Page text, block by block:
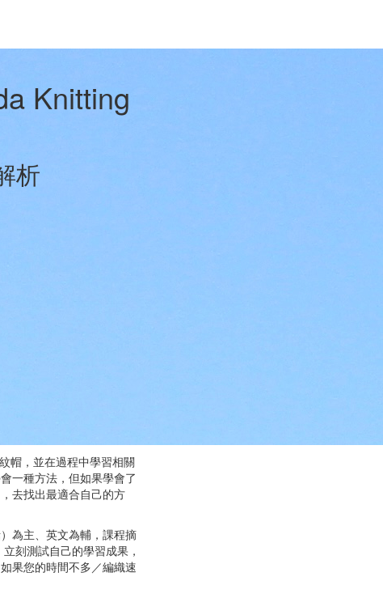
Knitting
析
帽，並在過程中學習相關
一種方法，但如果學會了
去找出最適合自己的方
為主、英文為輔，課程摘
刻測試自己的學習成果，
果您的時間不多／編織速